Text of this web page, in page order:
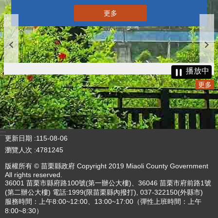
更多
播放中
更多
:::
更新日期
115-08-06
瀏覽人次 4781245
版權所有 © 苗栗縣政府 Copyright 2019 Miaoli County Government
All rights reserved.
36001 苗栗市縣府路100號(第一辦公大樓)、36046 苗栗市府前路1號
(第二辦公大樓) 電話:1999(限苗栗縣內撥打), 037-322150(外縣市)
服務時間：上午8:00~12:00、13:00~17:00（彈性上班時間：上午
8:00~8:30）